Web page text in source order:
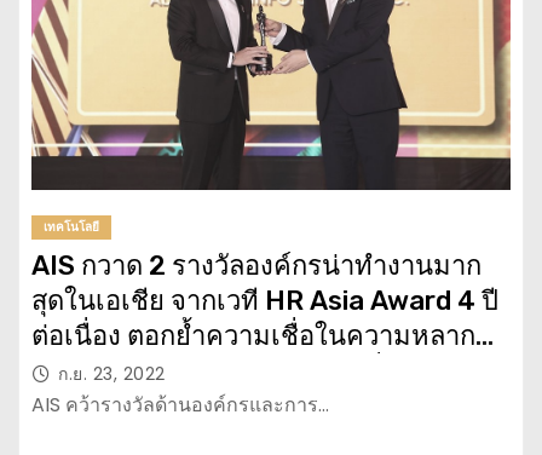
เทคโนโลยี
AIS กวาด 2 รางวัลองค์กรน่าทำงานมาก
สุดในเอเชีย จากเวที HR Asia Award 4 ปี
ต่อเนื่อง ตอกย้ำความเชื่อในความหลาก
หลายของบุคลากร สู่การขับเคลื่อน ธุรกิจ
องค์กร และสร้างคนให้เติบโตอย่างยั่งยืน
ก.ย. 23, 2022
AIS คว้ารางวัลด้านองค์กรและการ…